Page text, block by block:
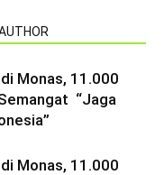
Monas, 11.000
“Jaga
Monas, 11.000